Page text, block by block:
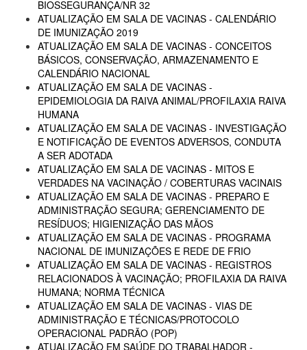
BIOSSEGURANÇA/NR 32
ATUALIZAÇÃO EM SALA DE VACINAS - CALENDÁRIO
DE IMUNIZAÇÃO 2019
ATUALIZAÇÃO EM SALA DE VACINAS - CONCEITOS
BÁSICOS, CONSERVAÇÃO, ARMAZENAMENTO E
CALENDÁRIO NACIONAL
ATUALIZAÇÃO EM SALA DE VACINAS -
EPIDEMIOLOGIA DA RAIVA ANIMAL/PROFILAXIA RAIVA
HUMANA
ATUALIZAÇÃO EM SALA DE VACINAS - INVESTIGAÇÃO
E NOTIFICAÇÃO DE EVENTOS ADVERSOS, CONDUTA
A SER ADOTADA
ATUALIZAÇÃO EM SALA DE VACINAS - MITOS E
VERDADES NA VACINAÇÃO / COBERTURAS VACINAIS
ATUALIZAÇÃO EM SALA DE VACINAS - PREPARO E
ADMINISTRAÇÃO SEGURA; GERENCIAMENTO DE
RESÍDUOS; HIGIENIZAÇÃO DAS MÃOS
ATUALIZAÇÃO EM SALA DE VACINAS - PROGRAMA
NACIONAL DE IMUNIZAÇÕES E REDE DE FRIO
ATUALIZAÇÃO EM SALA DE VACINAS - REGISTROS
RELACIONADOS À VACINAÇÃO; PROFILAXIA DA RAIVA
HUMANA; NORMA TÉCNICA
ATUALIZAÇÃO EM SALA DE VACINAS - VIAS DE
ADMINISTRAÇÃO E TÉCNICAS/PROTOCOLO
OPERACIONAL PADRÃO (POP)
ATUALIZAÇÃO EM SAÚDE DO TRABALHADOR -